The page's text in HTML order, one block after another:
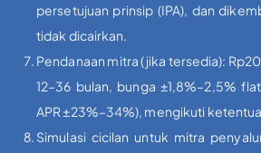
persetujuan prinsip (IPA), dan
tidak dicairkan.
Pendanaan mitra (jika tersedia):
12–36 bulan, bunga ±1,8%–2,5%
APR ±23%–34%), mengikuti
Simulasi cicilan untuk mitra